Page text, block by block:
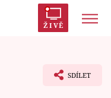
ŽIVĚ
SDÍLET